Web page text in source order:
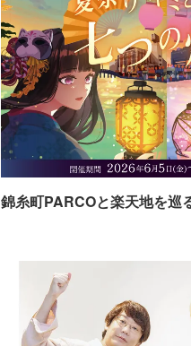
錦糸町PARCOと楽天地を巡